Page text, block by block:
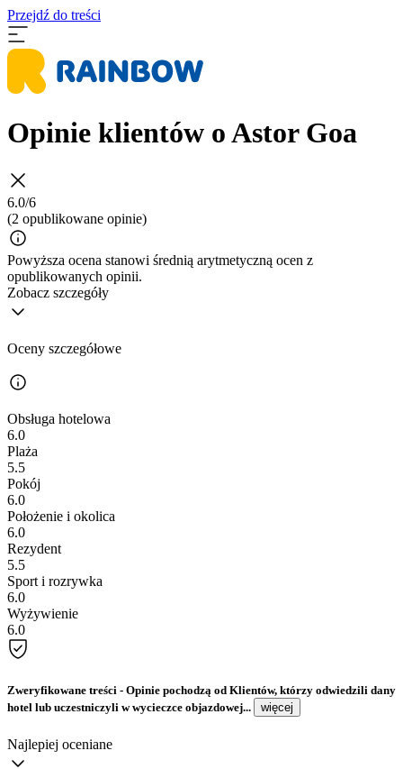
Przejdź do treści
Opinie klientów o Astor Goa
6.0/6
(2 opublikowane opinie)
Powyższa ocena stanowi średnią arytmetyczną ocen z
opublikowanych opinii.
Zobacz szczegóły
Oceny szczegółowe
Obsługa hotelowa
6.0
Plaża
5.5
Pokój
6.0
Położenie i okolica
6.0
Rezydent
5.5
Sport i rozrywka
6.0
Wyżywienie
6.0
Zweryfikowane treści - Opinie pochodzą od Klientów, którzy odwiedzili dany
hotel lub uczestniczyli w wycieczce objazdowej...
więcej
Najlepiej oceniane